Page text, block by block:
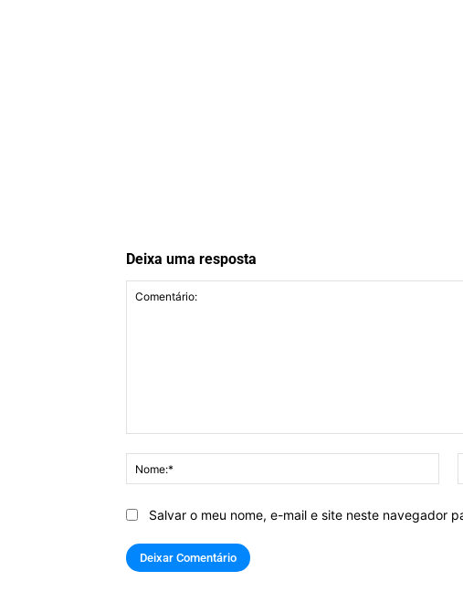
Deixa uma resposta
Salvar o meu nome, e-mail e site neste navegador